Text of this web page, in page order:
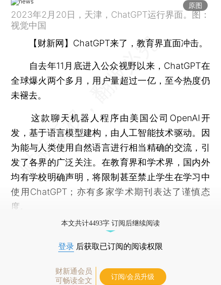
原图
2023年2月20日，天津，ChatGPT运行界面。图：
视觉中国
【财新网】 ChatGPT来了，教育界直面冲击。
自去年11月底进入公众视野以来，ChatGPT在
全球爆火两个多月，用户量超过一亿，至今热度仍
未褪去。
这款聊天机器人程序由美国公司OpenAI开
发，基于语言模型建构，由人工智能技术驱动。因
为能与人类使用自然语言进行相当精确的交流，引
发了各界的广泛关注。在教育界和学术界，国内外
均有学校明确声明，将限制甚至禁止学生在学习中
使用ChatGPT；亦有多家学术期刊表达了谨慎态
度。
本文共计4493字 订阅后继续阅读
登录 后获取已订阅的阅读权限
财新通会员
可畅读全文
订阅/会员升级